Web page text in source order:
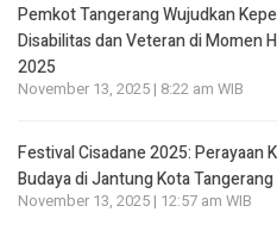
Pemkot Tangerang Wujudkan
Disabilitas dan Veteran di Momen
2025
November 13, 2025 | 8:22 am WIB
Festival Cisadane 2025: Perayaan
Budaya di Jantung Kota Tangerang
November 13, 2025 | 12:57 am WIB